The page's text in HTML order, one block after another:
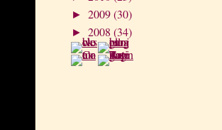
► 2009(30)
► 2008 (34)